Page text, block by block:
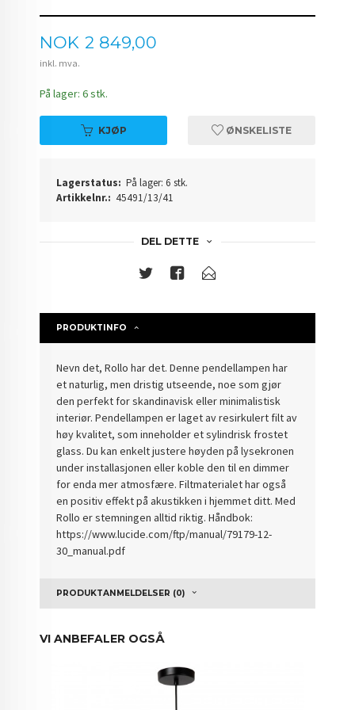
Pris
NOK 2 849,00
inkl. mva.
På lager: 6 stk.
KJØP ØNSKELISTE
Lagerstatus: På lager: 6 stk.
Artikkelnr.: 45491/13/41
DEL DETTE
PRODUKTINFO
Nevn det, Rollo har det. Denne pendellampen har
et naturlig, men dristig utseende, noe som gjør
den perfekt for skandinavisk eller minimalistisk
interiør. Pendellampen er laget av resirkulert filt av
høy kvalitet, som inneholder et sylindrisk frostet
glass. Du kan enkelt justere høyden på lysekronen
under installasjonen eller koble den til en dimmer
for enda mer atmosfære. Filtmaterialet har også
en positiv effekt på akustikken i hjemmet ditt. Med
Rollo er stemningen alltid riktig. Håndbok:
https://www.lucide.com/ftp/manual/79179-12-
30_manual.pdf
PRODUKTANMELDELSER (0)
VI ANBEFALER OGSÅ